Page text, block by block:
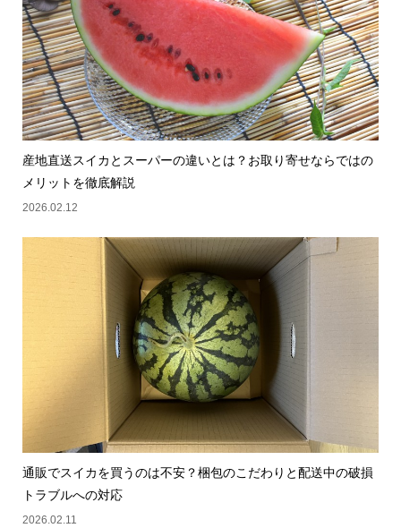
産地直送スイカとスーパーの違いとは？お取り寄せならではの
メリットを徹底解説
2026.02.12
通販でスイカを買うのは不安？梱包のこだわりと配送中の破損
トラブルへの対応
2026.02.11